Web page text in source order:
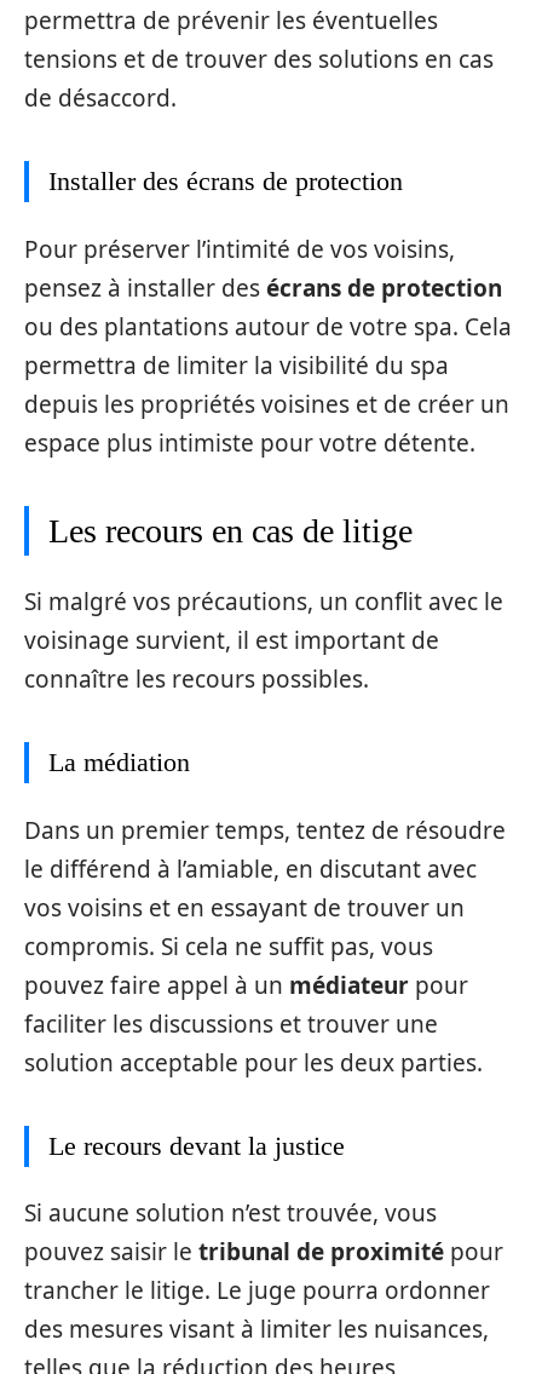
permettra de prévenir les éventuelles
tensions et de trouver des solutions en cas
de désaccord.
Installer des écrans de protection
Pour préserver l’intimité de vos voisins,
pensez à installer desécrans de protection
ou des plantations autour de votre spa. Cela
permettra de limiter la visibilité du spa
depuis les propriétés voisines et de créer un
espace plus intimiste pour votre détente.
Les recours en cas de litige
Si malgré vos précautions, un conflit avec le
voisinage survient, il est important de
connaître les recours possibles.
La médiation
Dans un premier temps, tentez de résoudre
le différend à l’amiable, en discutant avec
vos voisins et en essayant de trouver un
compromis. Si cela ne suffit pas, vous
pouvez faire appel à un médiateur pour
faciliter les discussions et trouver une
solution acceptable pour les deux parties.
Le recours devant la justice
Si aucune solution n’est trouvée, vous
pouvez saisir le tribunal de proximité pour
trancher le litige. Le juge pourra ordonner
des mesures visant à limiter les nuisances,